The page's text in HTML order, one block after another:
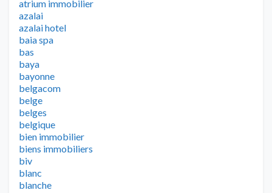
atrium immobilier
azalai
azalai hotel
baia spa
bas
baya
bayonne
belgacom
belge
belges
belgique
bien immobilier
biens immobiliers
biv
blanc
blanche